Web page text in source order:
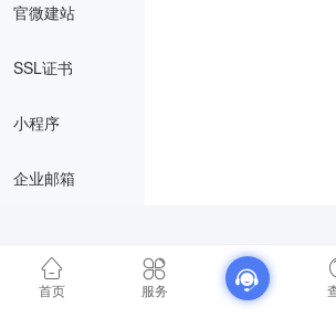
官微建站
SSL证书
小程序
企业邮箱
首页 服务